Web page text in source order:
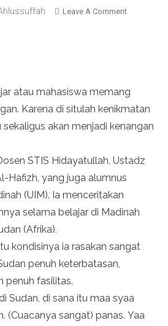
Leave A CommentOn
Musaddad
Saat
Kuliah
Dan
Sudan
atau mahasiswa memang
Karena di situlah kenikmatan
akan menjadi kenangan
STIS Hidayatullah, Ustadz
Hafizh, yang juga alumnus
(UIM). Ia menceritakan
selama belajar di Madinah
(Afrika).
kondisinya ia rasakan sangat
penuh keterbatasan,
penuh fasilitas.
Sudan, di sana itu maa syaa
(Cuacanya sangat) panas. Yaa